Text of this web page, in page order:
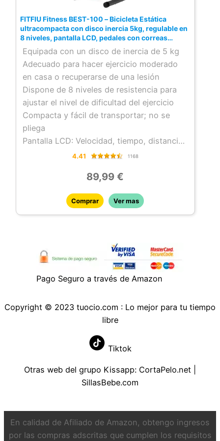
pulsómetro integrado, mientras que el
sistema de suspensión garantiza una
pedalada suave y uniforme.
Diseño Duradero: Construida para durar, la
BESP-250 presenta un sólido chasis de
acero y pedales antideslizantes con
correas de fijación, brindando estabilidad y
seguridad en cada movimiento.
Potencia Extra: Diseñada para soportar
hasta 120kg, esta bicicleta te brinda la
confianza para superar tus límites y
Movilidad Simplificada: Mueve la bicicleta
con facilidad gracias a las ruedas de
transporte integradas, lo que facilita su
almacenamiento en cualquier espacio.
FITFIU Fitness BEST-100 – Bicicleta Estática
ultracompacta con disco inercia 5kg, regulable en
8 niveles, pantalla LCD, pedales con correas
fijación, peso máx 100 kg,color Rojo
Equipada con un disco de inercia de 5 kg
Adecuado para hacer ejercicio moderado
en casa o recuperarse de una lesión
Dispone de 8 niveles de resistencia para
ajustar el nivel de dificultad del ejercicio
Compacta y fácil de transportar; no se
pliega
Pantalla LCD: Velocidad, tiempo, distancia
4.41 1168
89,99 €
Comprar Ver mas
Pago Seguro a través de Amazon
Copyright © 2023 tuocio.com : Lo mejor para tu tiempo
libre
Tiktok
Otras web del grupo Kissapp: CortaPelo.net
SillasBebe.com
En calidad de Afiliado de Amazon, obtengo ingresos
por las compras adscritas que cumplen los requisitos